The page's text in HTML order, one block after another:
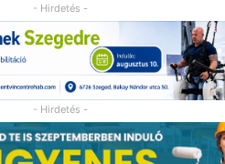
- Hirdetés -
- Hirdetés -